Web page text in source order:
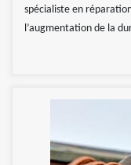
spécialiste en
l’augmentation de la